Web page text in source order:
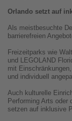
Orlando setzt auf
Als meistbesuchte
barrierefreien
Freizeitparks wie
und LEGOLAND
mit
und individuell
Auch kulturelle
Performing Arts oder
setzen auf inklusive